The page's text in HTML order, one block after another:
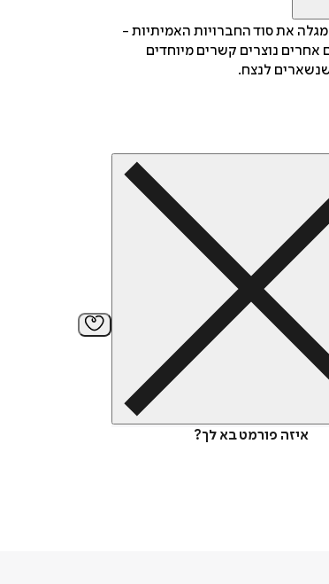
את סוד החברויות האמיתיות -
נוצרים קשרים מיוחדים
לנצח.
איזה פורמט בא לך?